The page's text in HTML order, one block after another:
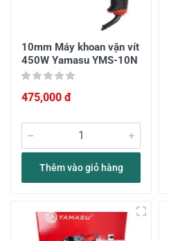
10mm Máy khoan vặn vít
450W Yamasu YMS-10N
475,000 đ
Thêm vào giỏ hàng